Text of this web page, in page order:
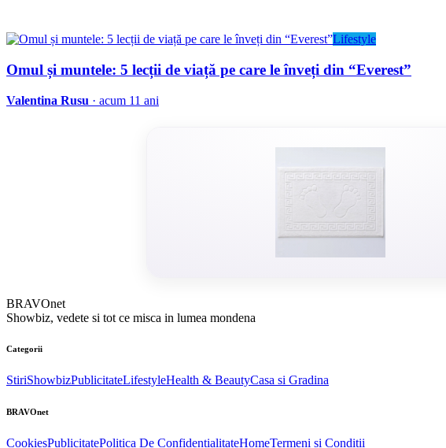
Lifestyle
Omul și muntele: 5 lecții de viață pe care le înveți din “Everest”
Valentina Rusu · acum 11 ani
BRAVOnet
Showbiz, vedete si tot ce misca in lumea mondena
Categorii
StiriShowbizPublicitateLifestyleHealth & BeautyCasa si Gradina
BRAVOnet
CookiesPublicitatePolitica De ConfidentialitateHomeTermeni și Condiții